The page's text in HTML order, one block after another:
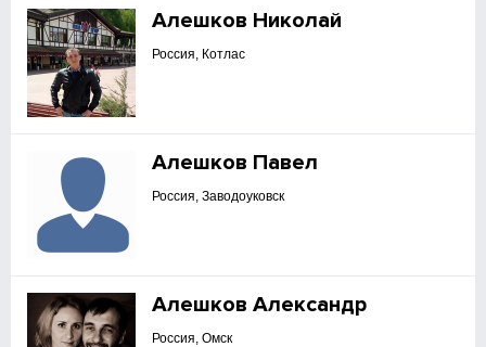
Алешков Николай
Россия, Котлас
Алешков Павел
Россия, Заводоуковск
Алешков Александр
Россия, Омск